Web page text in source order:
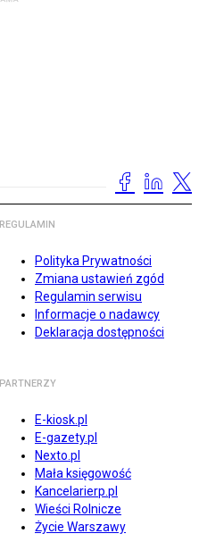
REGULAMIN
Polityka Prywatności
Zmiana ustawień zgód
Regulamin serwisu
Informacje o nadawcy
Deklaracja dostępności
PARTNERZY
E-kiosk.pl
E-gazety.pl
Nexto.pl
Mała księgowość
Kancelarierp.pl
Wieści Rolnicze
Życie Warszawy